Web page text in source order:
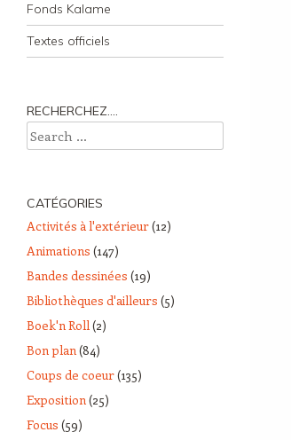
Fonds Kalame
Textes officiels
RECHERCHEZ….
Search
CATÉGORIES
Activités à l'extérieur(12)
Animations (147)
Bandes dessinées (19)
Bibliothèques d'ailleurs (5)
Boek'n Roll(2)
Bon plan(84)
Coups de coeur(135)
Exposition(25)
Focus (59)